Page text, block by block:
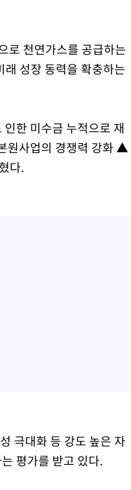
로 천연가스를 공급하는
성장 동력을 확충하는
한 미수금 누적으로 재
원사업의 경쟁력 강화 ▲
다.
극대화 등 강도 높은 자
평가를 받고 있다.